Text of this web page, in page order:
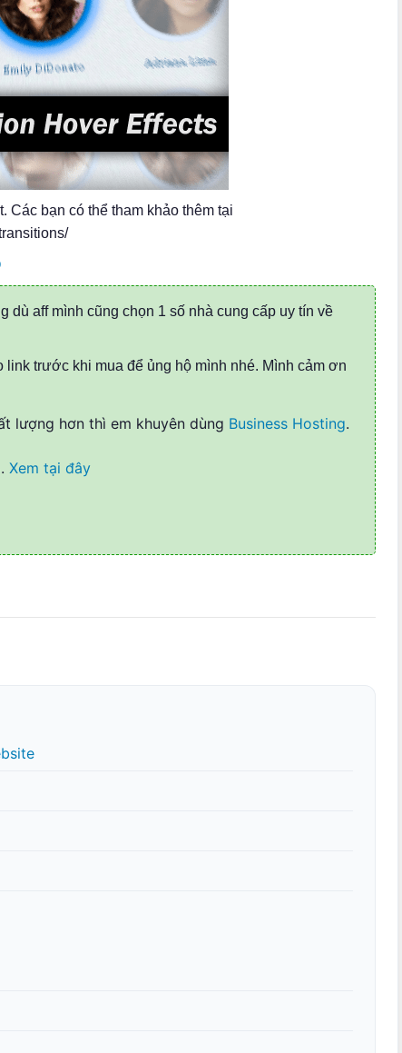
Các bạn có thể tham khảo thêm tại
dù aff mình cũng chọn 1 số nhà cung cấp uy tín về
trước khi mua để ủng hộ mình nhé. Mình cảm ơn
lượng hơn thì em khuyên dùng Business Hosting.
Xem tại đây